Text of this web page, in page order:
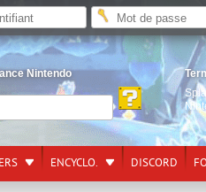
Nintendo
ENCYCLO. DISCORD